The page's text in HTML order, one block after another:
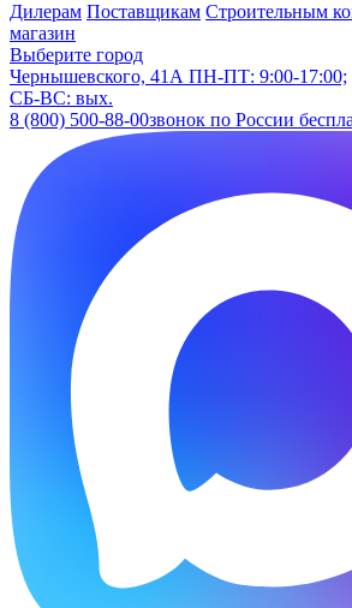
Дилерам Поставщикам Строительным
магазин
Выберите город
Чернышевского, 41А ПН-ПТ: 9:00-17:00;
СБ-ВС: вых.
8 (800) 500-88-00звонок по России